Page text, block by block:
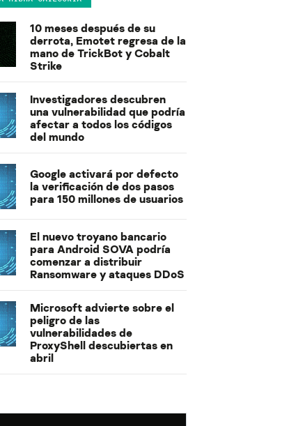
10 meses después de su
derrota, Emotet regresa de la
mano de TrickBot y Cobalt
Strike
Investigadores descubren
una vulnerabilidad que podría
afectar a todos los códigos
del mundo
Google activará por defecto
la verificación de dos pasos
para 150 millones de usuarios
El nuevo troyano bancario
para Android SOVA podría
comenzar a distribuir
Ransomware y ataques DDoS
Microsoft advierte sobre el
peligro de las
vulnerabilidades de
ProxyShell descubiertas en
abril